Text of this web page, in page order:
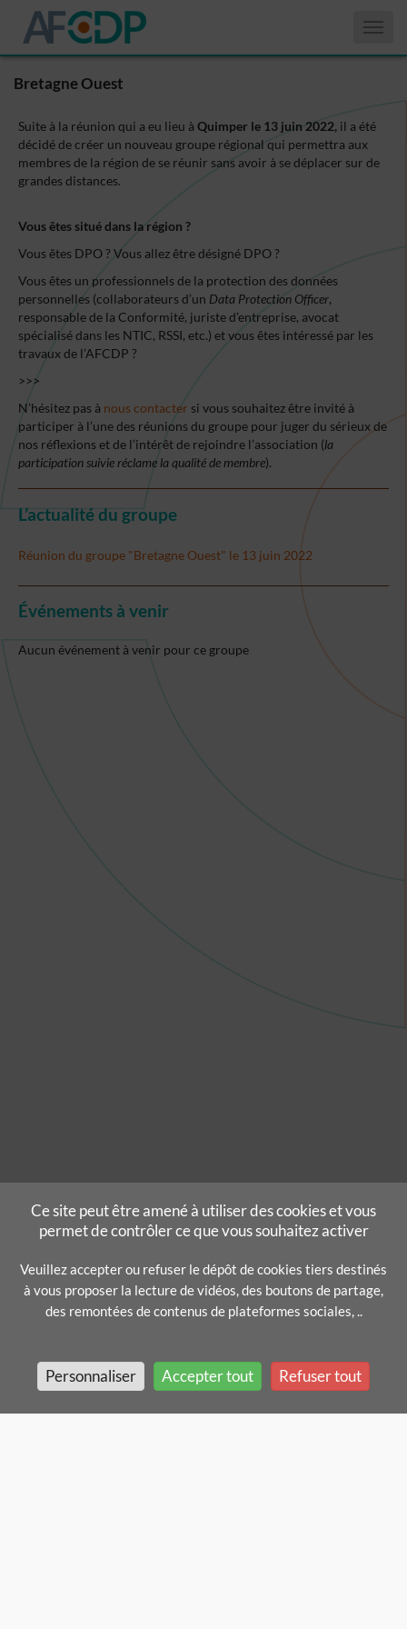
Bretagne Ouest
Suite à la réunion qui a eu lieu à Quimper le 13 juin 2022, il a été
décidé de créer un nouveau groupe régional qui permettra aux
membres de la région de se réunir sans avoir à se déplacer sur de
grandes distances.
Vous êtes situé dans la région ?
Vous êtes DPO ? Vous allez être désigné DPO ?
Vous êtes un professionnels de la protection des données
personnelles (collaborateurs d’un Data Protection Officer,
responsable de la Conformité, juriste d’entreprise, avocat
spécialisé dans les NTIC, RSSI, etc.) et vous êtes intéressé par les
travaux de l’AFCDP ?
>>>
N’hésitez pas à nous contacter si vous souhaitez être invité à
participer à l’une des réunions du groupe pour juger du sérieux de
nos réflexions et de l’intérêt de rejoindre l’association (la
participation suivie réclame la qualité de membre).
L’actualité du groupe
Réunion du groupe "Bretagne Ouest" le 13 juin 2022
Événements à venir
Aucun événement à venir pour ce groupe
Ce site peut être amené à utiliser des cookies et vous
permet de contrôler ce que vous souhaitez activer
Veuillez accepter ou refuser le dépôt de cookies tiers destinés
à vous proposer la lecture de vidéos, des boutons de partage,
des remontées de contenus de plateformes sociales, ..
Personnaliser Accepter tout Refuser tout